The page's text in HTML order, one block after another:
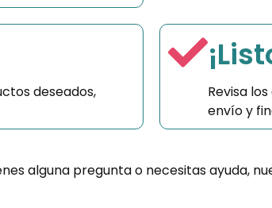
deseados,
Revisa
envío y
alguna pregunta o necesitas ayuda,